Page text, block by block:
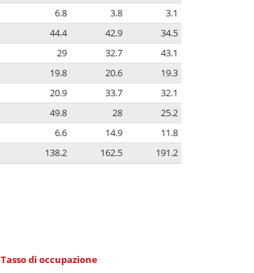
6.8 3.8
3.1
44.4 42.9
34.5
29 32.7
43.1
19.8 20.6
19.3
20.9 33.7
32.1
49.8 28
25.2
6.6 14.9
11.8
138.2 162.5 191.2
Tasso di occupazione